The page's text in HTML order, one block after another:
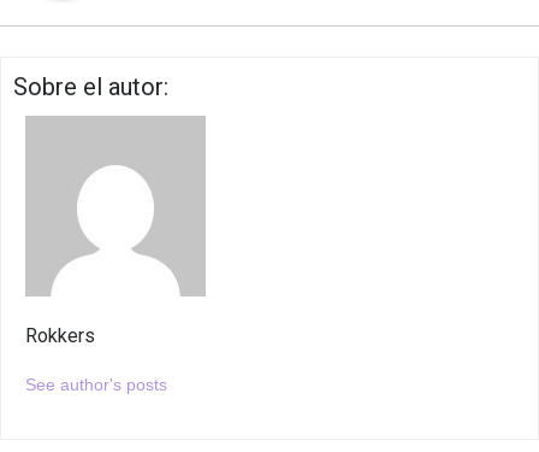
Sobre el autor:
Rokkers
See author's posts